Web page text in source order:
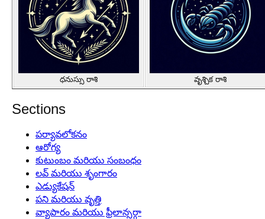
ధనుస్సు రాశి వృశ్చిక రాశి
Sections
పర్యావలోకనం
ఆరోగ్య
కుటుంబం మరియు సంబంధం
లవ్ మరియు శృంగారం
ఎడ్యుకేషన్
పని మరియు వృత్తి
వ్యాపారం మరియు ఫ్రీలాన్సర్గా